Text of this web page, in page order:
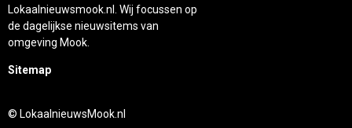
Lokaalnieuwsmook.nl. Wij focussen op
de dagelijkse nieuwsitems van
omgeving Mook.
Sitemap
© LokaalnieuwsMook.nl